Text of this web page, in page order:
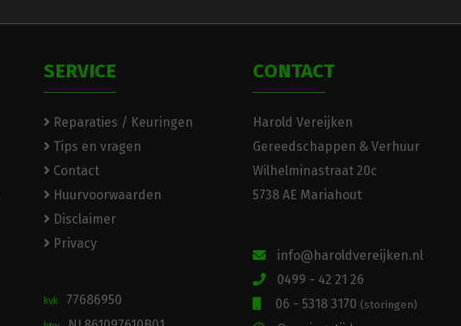
SERVICE
Reparaties / Keuringen
Tips en vragen
Contact
Huurvoorwaarden
Disclaimer
Privacy
kvk 77686950
CONTACT
Harold Vereijken
Gereedschappen & Verhuur
Wilhelminastraat 20c
5738 AE Mariahout
info@haroldvereijken.nl
0499 - 42 21 26
06 - 5318 3170 (storingen)